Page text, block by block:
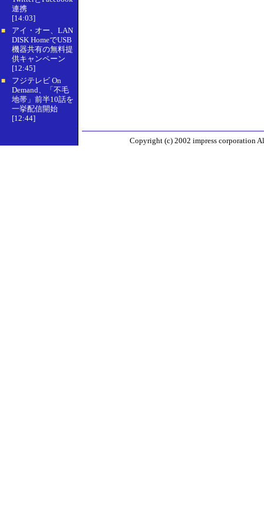
連携
[14:03]
■
アイ・オー、LAN
DISK HomeでUSB
機器共有の無料提
供キャンペーン
[12:45]
■
フジテレビ On
Demand、「不毛
地帯」前半10話を
一挙配信開始
[12:44]
Copyright (c) 2002 impress corporation